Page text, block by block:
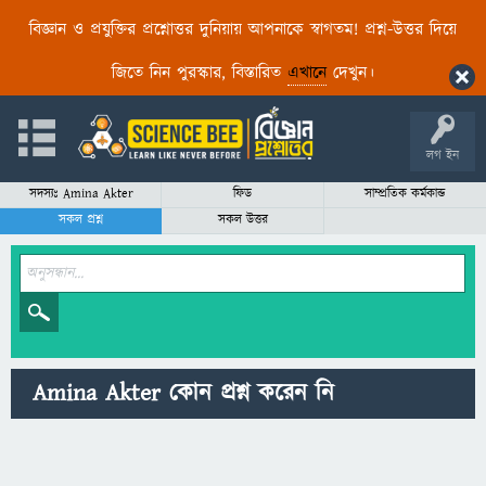
বিজ্ঞান ও প্রযুক্তির প্রশ্নোত্তর দুনিয়ায় আপনাকে স্বাগতম! প্রশ্ন-উত্তর দিয়ে
জিতে নিন পুরস্কার, বিস্তারিত এখানেদেখুন।
লগ ইন
সদস্যঃ Amina Akter ফিড
সাম্প্রতিক কর্মকান্ড
সকল প্রশ্ন
সকল উত্তর
Amina Akter কোন প্রশ্ন করেন নি